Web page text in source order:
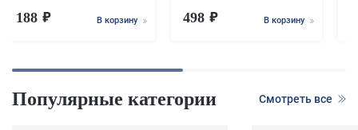
188 В корзину 498 В корзину
Популярные категории Смотреть все